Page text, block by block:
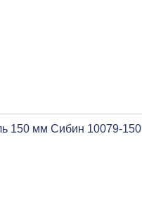
150 мм Сибин 10079-150